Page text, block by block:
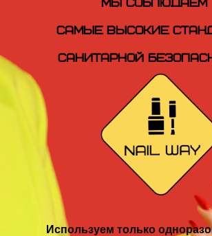
МЫ СОБЛЮДАЕМ
САМЫЕ ВЫСОКИЕ
САНИТАРНОЙ
Используем только